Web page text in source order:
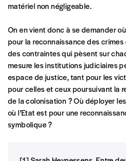
matériel non négligeable.
On en vient donc à se demander
pour la reconnaissance des
des contraintes qui pèsent sur
mesure les institutions judiciaires
espace de justice, tant pour les
pour celles et ceux poursuivant la
de la colonisation ? Où déployer
où l’Etat est pour une
symbolique ?